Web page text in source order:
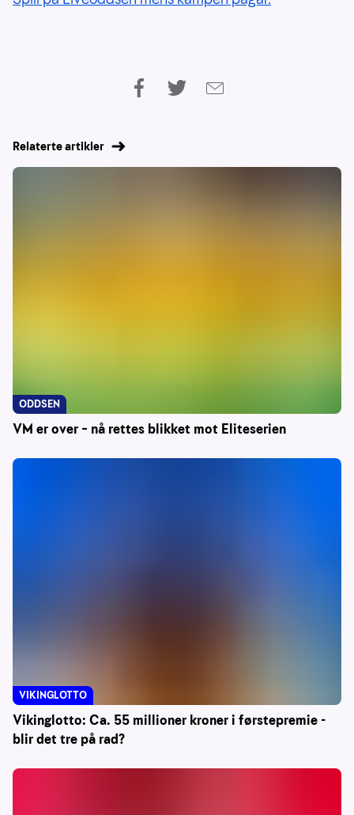
Relaterte artikler
VM er over – nå rettes blikket mot Eliteserien
ODDSEN
Vikinglotto: Ca. 55 millioner kroner i førstepremie -
blir det tre på rad?
VIKINGLOTTO